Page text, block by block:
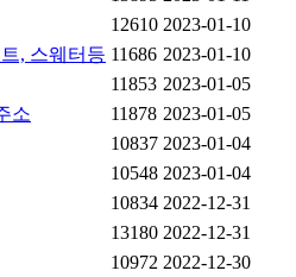
12610 2023-01-10
, 스웨터등 11686 2023-01-10
11853 2023-01-05
소 11878 2023-01-05
10837 2023-01-04
10548 2023-01-04
10834 2022-12-31
13180 2022-12-31
10972 2022-12-30